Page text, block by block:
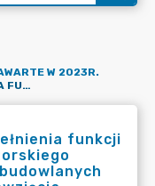
W 2023R.
UMOWA NR 404/2023 DOT. PEŁNIENIA FUNKCJI INSPEKTORA NADZORU INWESTORSKIEGO BRANŻY ELEKTRYCZNEJ ROBÓT BUDOWLANYCH PODCZAS REALIZACJI PRZEDSIĘWZIĘCIA INWESTYCYJNEGO PN. „MODERNIZACJA OŚWIETLENIA W GMINIE PUŁTUSK” – ETAP II
funkcji